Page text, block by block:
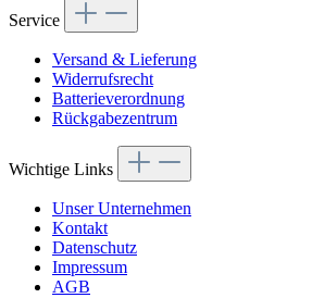
Service
Versand & Lieferung
Widerrufsrecht
Batterieverordnung
Rückgabezentrum
Wichtige Links
Unser Unternehmen
Kontakt
Datenschutz
Impressum
AGB